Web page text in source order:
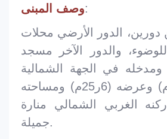
وصف المبنى:
دورين، الدور الأرضي محلات
والدور الآخر مسجد
ومدخله في الجهة الشمالية
ويبلغ طوله (35م) وعرضه (6ر25م) ومساحته
ركنه الغربي الشمالي منارة
جميلة.